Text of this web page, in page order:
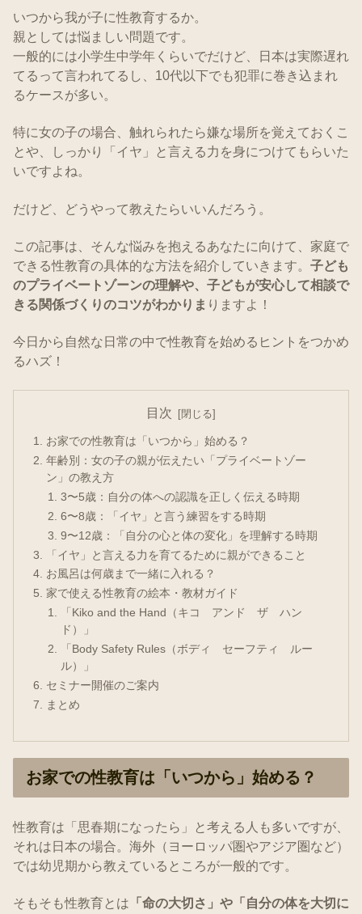
いつから我が子に性教育するか。
親としては悩ましい問題です。
一般的には小学生中学年くらいでだけど、日本は実際遅れ
てるって言われてるし、10代以下でも犯罪に巻き込まれ
るケースが多い。
特に女の子の場合、触れられたら嫌な場所を覚えておくこ
とや、しっかり「イヤ」と言える力を身につけてもらいた
いですよね。
だけど、どうやって教えたらいいんだろう。
この記事は、そんな悩みを抱えるあなたに向けて、家庭で
できる性教育の具体的な方法を紹介していきます。 子ども
のプライベートゾーンの理解や、子どもが安心して相談で
きる関係づくりのコツがわかりま りますよ！
今日から自然な日常の中で性教育を始めるヒントをつかめ
るハズ！
目次
お家での性教育は「いつから」始める？
年齢別：女の子の親が伝えたい「プライベートゾー
ン」の教え方
3〜5歳：自分の体への認識を正しく伝える時期
6〜8歳：「イヤ」と言う練習をする時期
9〜12歳：「自分の心と体の変化」を理解する時期
「イヤ」と言える力を育てるために親ができること
お風呂は何歳まで一緒に入れる？
家で使える性教育の絵本・教材ガイド
「Kiko and the Hand（キコ アンド ザ ハン
ド）」
「Body Safety Rules（ボディ セーフティ ルー
ル）」
セミナー開催のご案内
まとめ
お家での性教育は「いつから」始める？
性教育は「思春期になったら」と考える人も多いですが、
それは日本の場合。海外（ヨーロッパ圏やアジア圏など）
では幼児期から教えているところが一般的です。
そもそも性教育とは 「命の大切さ」や「自分の体を大切に